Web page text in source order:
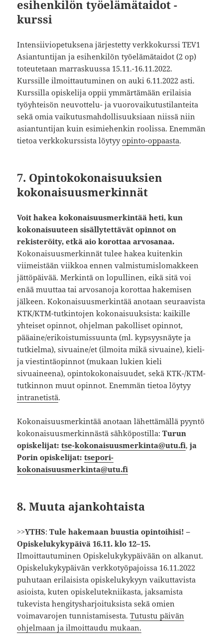
esihenkilön työelämätaidot -
kurssi
Intensiiviopetuksena järjestetty verkkokurssi TEV1
Asiantuntijan ja esihenkilön työelämätaidot (2 op)
toteutetaan marraskuussa 15.11.-16.11.2022.
Kurssille ilmoittautuminen on auki 6.11.2022 asti.
Kurssilla opiskelija oppii ymmärtämään erilaisia
työyhteisön neuvottelu- ja vuorovaikutustilanteita
sekä omia vaikutusmahdollisuuksiaan niissä niin
asiantuntijan kuin esimiehenkin roolissa. Enemmän
tietoa verkkokurssista löytyyopinto-oppaasta.
7. Opintokokonaisuuksien
kokonaisuusmerkinnät
Voit hakea kokonaisuusmerkintää heti, kun
kokonaisuuteen sisällytettävät opinnot on
rekisteröity, etkä aio korottaa arvosanaa.
Kokonaisuusmerkinnät tulee hakea kuitenkin
viimeistään viikkoa ennen valmistumislomakkeen
jättöpäivää. Merkintä on lopullinen, eikä sitä voi
enää muuttaa tai arvosanoja korottaa hakemisen
jälkeen. Kokonaisuusmerkintää anotaan seuraavista
KTK/KTM-tutkintojen kokonaisuuksista: kaikille
yhteiset opinnot, ohjelman pakolliset opinnot,
pääaine/erikoistumissuunta (ml. kypsyysnäyte ja
tutkielma), sivuaine/et (ilmoita mikä sivuaine)​, kieli-
ja viestintäopinnot (mukaan lukien kieli
sivuaineena), opintokokonaisuudet, sekä KTK-/KTM-
tutkinnon muut opinnot. Enemmän tietoa löytyy
intranetistä.
Kokonaisuusmerkintää anotaan lähettämällä pyyntö
kokonaisuusmerkinnästä sähköpostilla:Turun
opiskelijat:tse-kokonaisuusmerkinta@utu.fi,ja
Porin opiskelijat:tsepori-
kokonaisuusmerkinta@utu.fi
8. Muuta ajankohtaista
>>YTHS:Tule hakemaan buustia opintoihisi! –
Opiskelukykypäivä 16.11. klo 12–15.
Ilmoittautuminen Opiskelukykypäivään on alkanut.
Opiskelukykypäivän verkkotyöpajoissa 16.11.2022
puhutaan erilaisista opiskelukykyyn vaikuttavista
asioista, kuten opiskelutekniikasta, jaksamista
tukevista hengitysharjoituksista sekä omien
voimavarojen tunnistamisesta.Tutustu päivän
ohjelmaan ja ilmoittaudu mukaan.